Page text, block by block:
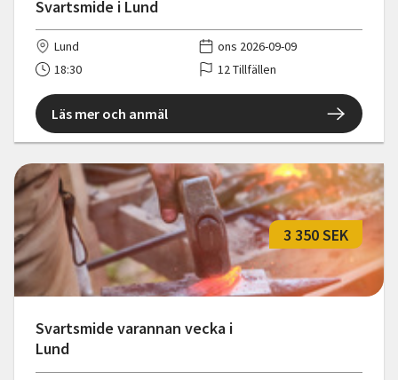
Svartsmide i Lund
Lund
ons 2026-09-09
18:30
12 Tillfällen
Läs mer och anmäl
Svartsmide varannan vecka i
Lund
3 350 SEK